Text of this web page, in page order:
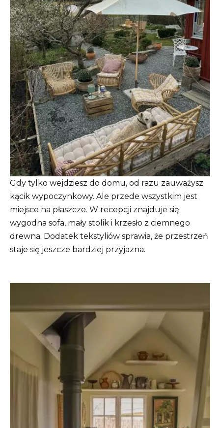
Gdy tylko wejdziesz do domu, od razu zauważysz
kącik wypoczynkowy. Ale przede wszystkim jest
miejsce na płaszcze. W recepcji znajduje się
wygodna sofa, mały stolik i krzesło z ciemnego
drewna. Dodatek tekstyliów sprawia, że ​​przestrzeń
staje się jeszcze bardziej przyjazna.